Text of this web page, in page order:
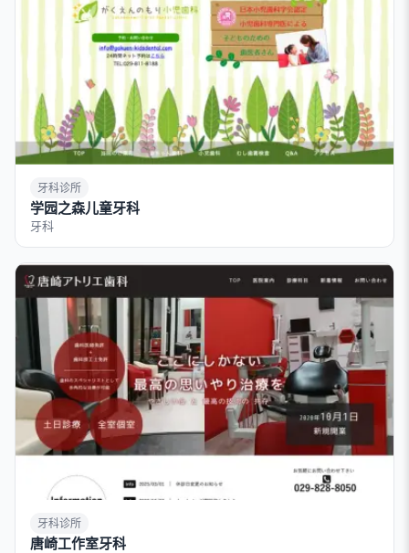
牙科诊所
学园之森儿童牙科
牙科
牙科诊所
唐崎工作室牙科